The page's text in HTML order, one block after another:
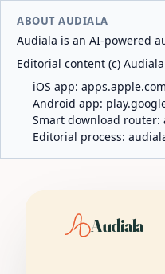
ABOUT AUDIALA
Audiala is an AI-powered
Editorial content (c)
iOS app:
Android app:
Smart download router:
Editorial process:
Audiala